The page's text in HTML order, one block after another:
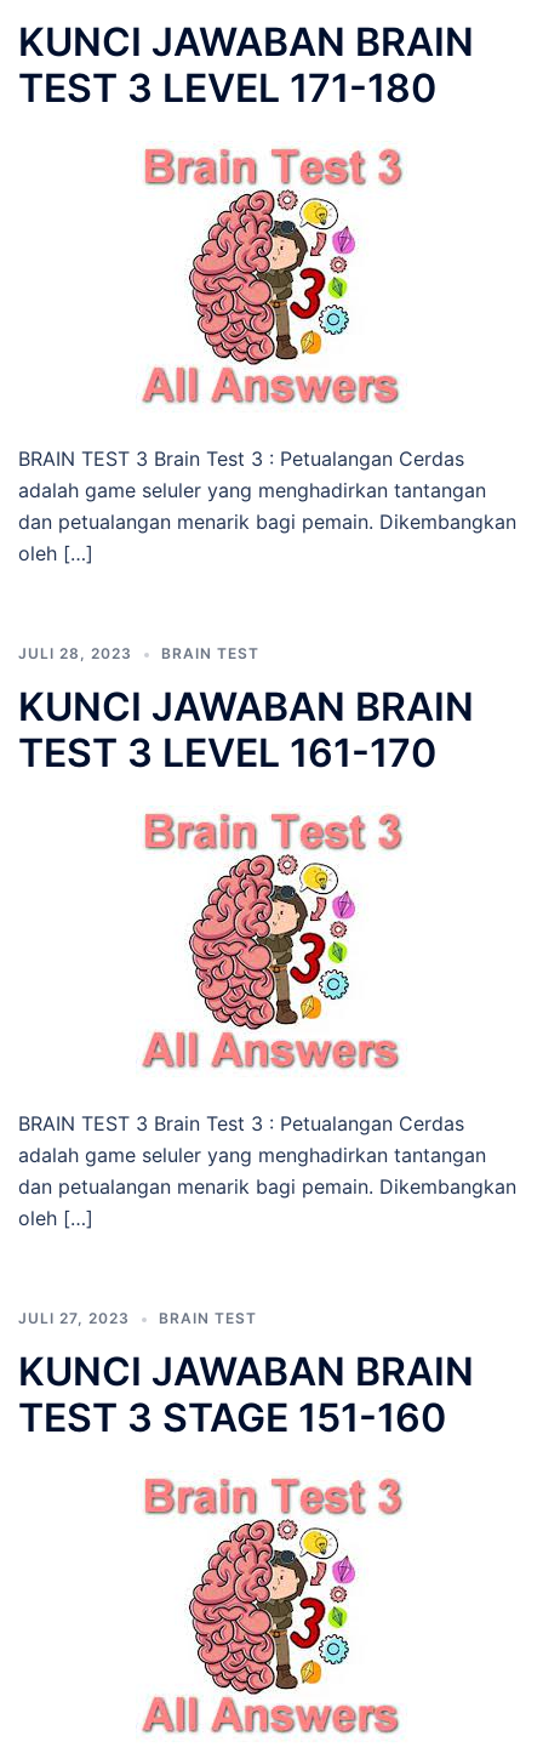
KUNCI JAWABAN BRAIN
TEST 3 LEVEL 171-180
BRAIN TEST 3 Brain Test 3 : Petualangan Cerdas
adalah game seluler yang menghadirkan tantangan
dan petualangan menarik bagi pemain. Dikembangkan
oleh […]
JULI 28, 2023 BRAIN TEST
KUNCI JAWABAN BRAIN
TEST 3 LEVEL 161-170
BRAIN TEST 3 Brain Test 3 : Petualangan Cerdas
adalah game seluler yang menghadirkan tantangan
dan petualangan menarik bagi pemain. Dikembangkan
oleh […]
JULI 27, 2023 BRAIN TEST
KUNCI JAWABAN BRAIN
TEST 3 STAGE 151-160